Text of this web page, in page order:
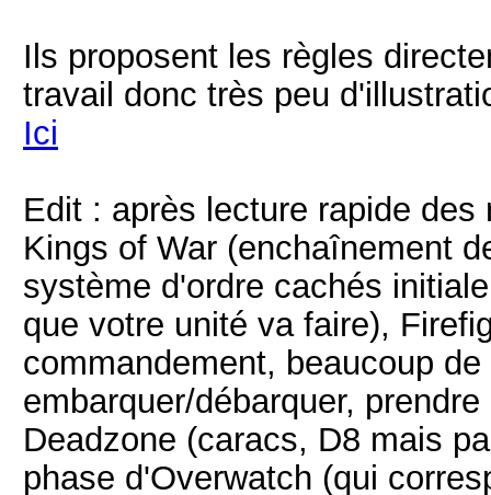
Ils proposent les règles
travail donc très peu
Ici
Edit : après lecture rapide
Kings of War (enchaînement
système d'ordre cachés
que votre unité va faire),
commandement, beaucoup
embarquer/débarquer,
Deadzone (caracs, D8 mais
phase d'Overwatch (qui